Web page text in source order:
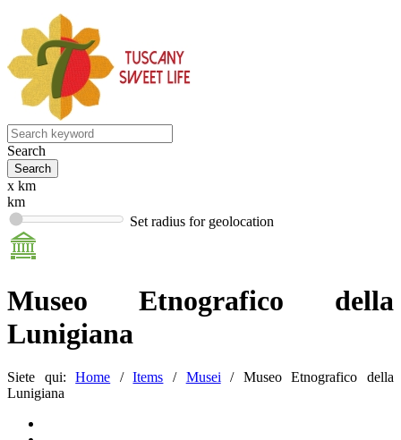
Search
x km
km
Set radius for geolocation
Museo Etnografico della
Lunigiana
Siete qui: Home / Items / Musei /
Museo Etnografico della
Lunigiana